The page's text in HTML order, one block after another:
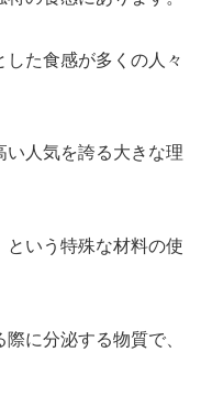
た食感が多くの人々
い人気を誇る大きな理
という特殊な材料の使
に分泌する物質で、